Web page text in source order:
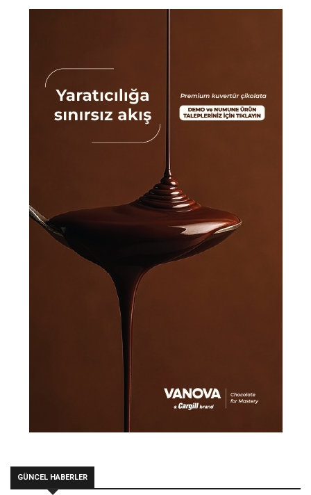
GÜNCEL HABERLER